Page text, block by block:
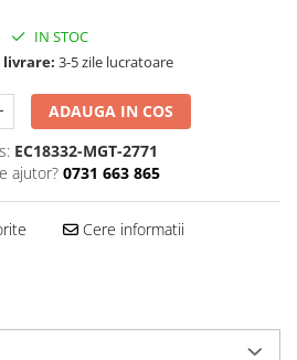
IN STOC
livrare: 3-5 zile lucratoare
ADAUGA IN COS
EC18332-MGT-2771
ajutor? 0731 663 865
Cere informatii